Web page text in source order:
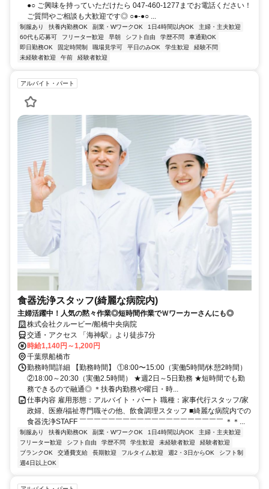
●○ ご興味を持っていただけたら 047-460-1277までお電話ください！
ご質問やご相談も大歓迎です◎ ○●-●○ ...
制服あり 扶養内勤務OK 副業・WワークOK 1日4時間以内OK
主婦・主夫歓迎
60代も応募可
フリーター歓迎 早朝 シフト自由 学歴不問
車通勤OK
即日勤務OK
固定時間制 職場見学可 平日のみOK 学生歓迎
経験不問
未経験者歓迎
午前 経験者歓迎
アルバイト・パート
食器洗浄スタッフ(綺麗な病院内)
主婦活躍中！人気の黙々作業◎短時間作業でＷワーカーさんにも◎
株式会社クルービー/船橋中央病院
交通・アクセス 「海神駅」より徒歩7分
時給1,140円～1,200円
千葉県船橋市
勤務時間詳細 【勤務時間】 ①8:00〜15:00（実働5時間/休憩2時間）
②18:00～20:30（実働2.5時間） ★週2日～5日勤務 ★短時間でも勤
務できるので融通◎ ＊扶養内勤務や曜日・時...
仕事内容 雇用形態：アルバイト・パート 職種：家事代行スタッフ/家
政婦、医療/福祉専門職その他、飲食調理スタッフ ■綺麗な病院内での
食器洗浄STAFF ￣￣￣￣￣￣￣￣￣￣￣￣￣￣￣￣￣￣￣￣ ＊＊...
制服あり 扶養内勤務OK 副業・WワークOK 1日4時間以内OK
主婦・主夫歓迎
フリーター歓迎
シフト自由 学歴不問 学生歓迎 未経験者歓迎
経験者歓迎
ブランクOK
交通費支給 長期歓迎 フルタイム歓迎 週2・3日からOK
シフト制
週4日以上OK